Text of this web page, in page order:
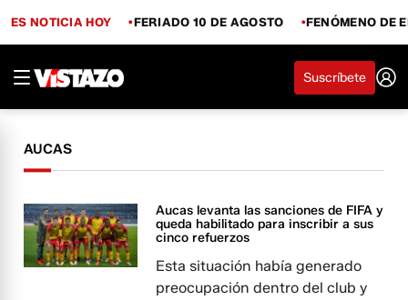
ES NOTICIA HOY FERIADO 10 DE AGOSTO FENÓMENO DE
Suscríbete
AUCAS
Aucas levanta las sanciones de FIFA y
queda habilitado para inscribir a sus
cinco refuerzos
Esta situación había generado
preocupación dentro del club y